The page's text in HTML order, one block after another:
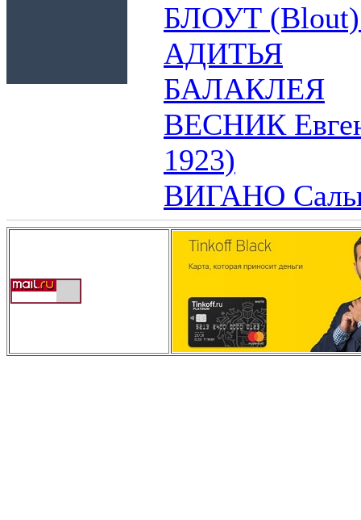
БЛОУТ (Blout)
АДИТЬЯ
БАЛАКЛЕЯ
ВЕСНИК
1923)
ВИГАНО